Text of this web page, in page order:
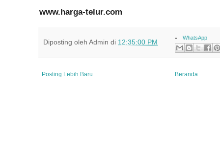
www.harga-telur.com
Diposting oleh Admin di 12:35:00 PM
WhatsApp
Posting Lebih Baru Beranda